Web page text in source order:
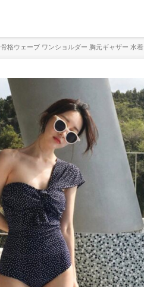
骨格ウェーブ ワンショルダー 胸元ギャザー 水着